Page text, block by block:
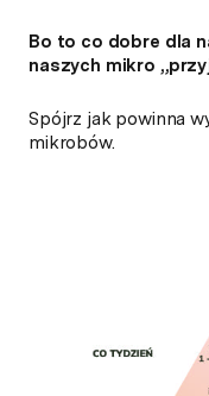
Bo to co dobre dla
naszych mikro
Spójrz jak powinna
mikrobów.